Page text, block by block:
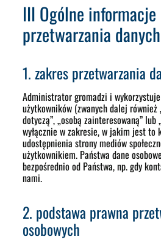
III Ogólne informacje
przetwarzania danych
1. zakres przetwarzania
Administrator gromadzi i
użytkowników (zwanych dalej również
dotyczą”, „osobą zainteresowaną” lub
wyłącznie w zakresie, w jakim jest to
udostępnienia strony mediów
użytkownikiem. Państwa dane
bezpośrednio od Państwa, np. gdy
nami.
2. podstawa prawna
osobowych